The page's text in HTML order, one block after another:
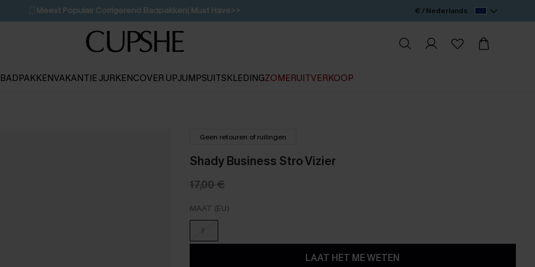
🩱 Meest Populair Corrigerend Badpakken| Must Have>>
💌Abonneer je & ontvang tot 15% korting>>
Koop 3, krijg 15% korting | CODE: SW15
€ / Nederlands
BADPAKKENVAKANTIE JURKENCOVER UPJUMPSUITSKLEDINGZOMERUITVERKOOP
Geen retouren of ruilingen
Shady Business Stro Vizier
17,00 €
MAAT (EU)
F
LAAT HET ME WETEN